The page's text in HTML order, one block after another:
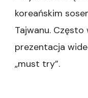
koreańskim
Tajwanu.
prezentacja
„must try”.